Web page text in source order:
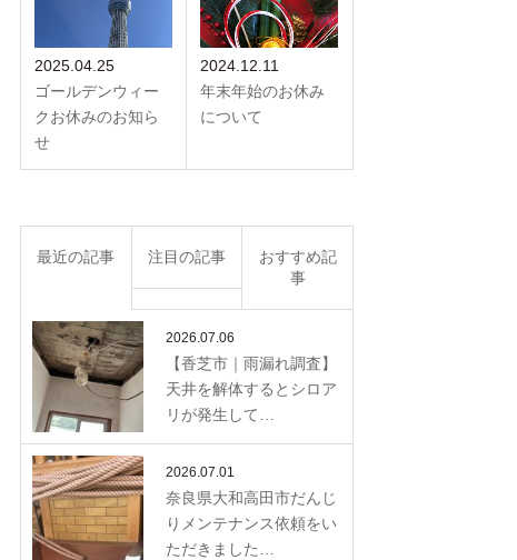
2025.04.25
ゴールデンウィー
クお休みのお知ら
せ
2024.12.11
年末年始のお休み
について
最近の記事 注目の記事
おすすめ記
事
2026.07.06
【香芝市｜雨漏れ調査】
天井を解体するとシロア
リが発生して…
2026.07.01
奈良県大和高田市だんじ
りメンテナンス依頼をい
ただきました…